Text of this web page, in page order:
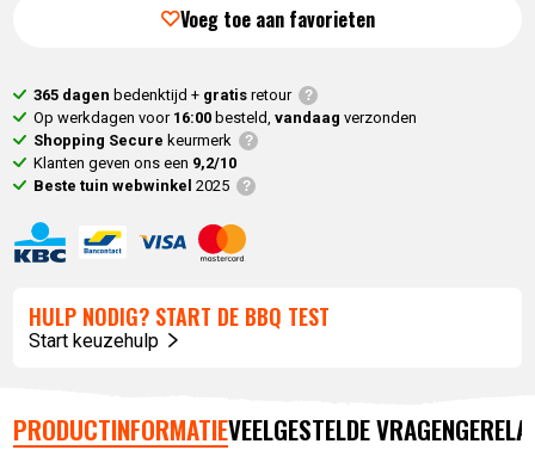
Voeg toe aan favorieten
365 dagen bedenktijd + gratisretour
Op werkdagen voor 16:00 besteld,vandaag verzonden
Shopping Secure keurmerk
Klanten geven ons een 9,2/10
Beste tuin webwinkel 2025
HULP NODIG? START DE BBQ TEST
Start keuzehulp
PRODUCTINFORMATIEVEELGESTELDE VRAGEN